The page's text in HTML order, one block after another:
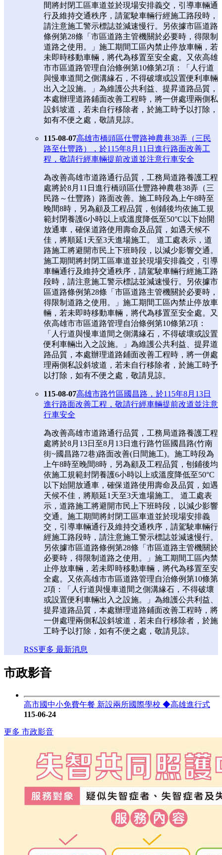
間將封閉工區車道並於現場安排義交，引導車輛通
行及維持交通秩序，請駕駛車輛行經施工路段時，
請注意施工警示標誌並減速慢行。另依據市區道路
條例第28條「市區道路主管機關於必要時，得限制
道路之使用。」施工期間工區內禁止停放車輛，若
未即時移動車輛，將代為移置至安全處。又依高雄
市市區道路管理自治條例第10條第2項：「人行道
與慢車道間之側溝緣石，不得破壞或設置便利車輛
出入之設施。」為維護公共利益、提昇道路品質，
本處辦理道路鋪面改善工程時，將一併處理兩側私
設斜坡道，若未自行移除者，於施工時予以打除，
如有不便之處，敬請見諒。
115-08-07高雄市橋頭區仕豐路神農巷38弄（三民
路至仕豐路），於115年8月11日進行路面改善工
程，敬請行經車輛提前改道並注意行車安全
為改善高雄市道路通行品質，工務局道路養護工程
處將於8月11日進行橋頭區仕豐路神農巷38弄（三
民路～仕豐路）路面改善。施工時段為上午8時至
晚間8時，另為顧及工程品質，刨鋪後均依施工規
範封閉養護6小時以上或溫度降低至50°C以下始開
放通車，確保道路使用壽命及品質，如遇天候不
佳，將順延1天至3天進場施工。 道工處表示，道
路施工將避開市民上下班時段，以減少影響交通。
施工期間將封閉工區車道並於現場安排義交，引導
車輛通行及維持交通秩序，請駕駛車輛行經施工路
段時，請注意施工警示標誌並減速慢行。另依據市
區道路條例第28條「市區道路主管機關於必要時，
得限制道路之使用。」施工期間工區內禁止停放車
輛，若未即時移動車輛，將代為移置至安全處。又
依高雄市市區道路管理自治條例第10條第2項：
「人行道與慢車道間之側溝緣石，不得破壞或設置
便利車輛出入之設施。」為維護公共利益、提昇道
路品質，本處辦理道路鋪面改善工程時，將一併處
理兩側私設斜坡道，若未自行移除者，於施工時予
以打除，如有不便之處，敬請見諒。
115-08-07高雄市路竹區國昌路，於115年8月13日
進行路面改善工程，敬請行經車輛提前改道並注意
行車安全
為改善高雄市道路通行品質，工務局道路養護工程
處將於8月13日至8月13日進行路竹區國昌路(竹南
街~國昌路72巷)路面改善(日間施工)。施工時段為
上午8時至晚間8時，另為顧及工程品質，刨鋪後均
依施工規範封閉養護6小時以上或溫度降低至50°C
以下始開放通車，確保道路使用壽命及品質，如遇
天候不佳，將順延1天至3天進場施工。 道工處表
示，道路施工將避開市民上下班時段，以減少影響
交通。施工期間將封閉工區車道並於現場安排義
交，引導車輛通行及維持交通秩序，請駕駛車輛行
經施工路段時，請注意施工警示標誌並減速慢行。
另依據市區道路條例第28條「市區道路主管機關於
必要時，得限制道路之使用。」施工期間工區內禁
止停放車輛，若未即時移動車輛，將代為移置至安
全處。又依高雄市市區道路管理自治條例第10條第
2項：「人行道與慢車道間之側溝緣石，不得破壞
或設置便利車輛出入之設施。」為維護公共利益、
提昇道路品質，本處辦理道路鋪面改善工程時，將
一併處理兩側私設斜坡道，若未自行移除者，於施
工時予以打除，如有不便之處，敬請見諒。
RSS更多 最新消息
市政影音
高市國中小免費午餐 新設兩所國際學校 ◆高雄進行式
115-06-24
更多 市政影音